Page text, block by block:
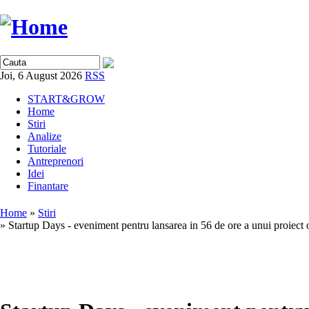
Joi, 6 August 2026 RSS
START&GROW
Home
Stiri
Analize
Tutoriale
Antreprenori
Idei
Finantare
Home » Stiri
» Startup Days - eveniment pentru lansarea in 56 de ore a unui proiect